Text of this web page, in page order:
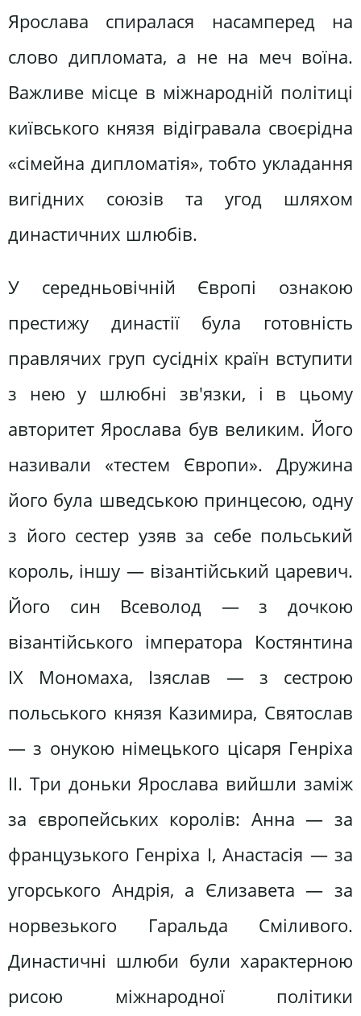
Ярослава спиралася насамперед на
слово дипломата, а не на меч воїна.
Важливе місце в міжнародній політиці
київського князя відігравала своєрідна
«сімейна дипломатія», тобто укладання
вигідних союзів та угод шляхом
династичних шлюбів.
У середньовічній Європі ознакою
престижу династії була готовність
правлячих груп сусідніх країн вступити
з нею у шлюбні зв'язки, і в цьому
авторитет Ярослава був великим. Його
називали «тестем Європи». Дружина
його була шведською принцесою, одну
з його сестер узяв за себе польський
король, іншу — візантійський царевич.
Його син Всеволод — з дочкою
візантійського імператора Костянтина
IX Мономаха, Ізяслав — з сестрою
польського князя Казимира, Святослав
— з онукою німецького цісаря Генріха
II. Три доньки Ярослава вийшли заміж
за європейських королів: Анна — за
французького Генріха І, Анастасія — за
угорського Андрія, а Єлизавета — за
норвезького Гаральда Сміливого.
Династичні шлюби були характерною
рисою міжнародної політики